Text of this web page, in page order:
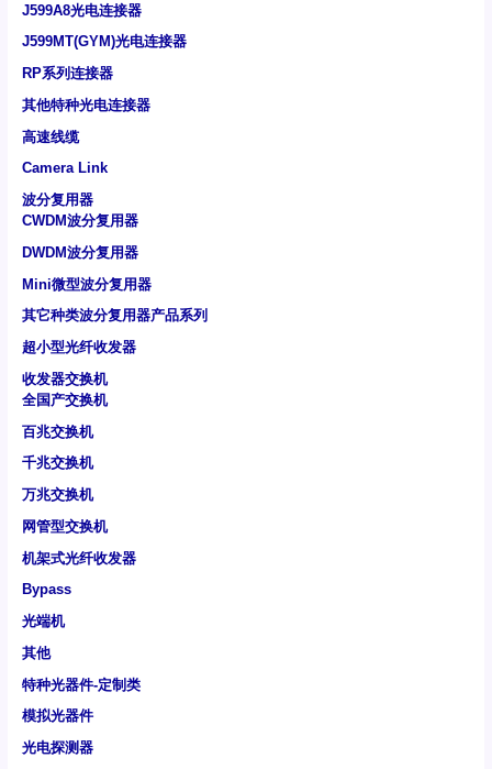
J599A8光电连接器
J599MT(GYM)光电连接器
RP系列连接器
其他特种光电连接器
高速线缆
Camera Link
波分复用器
CWDM波分复用器
DWDM波分复用器
Mini微型波分复用器
其它种类波分复用器产品系列
超小型光纤收发器
收发器交换机
全国产交换机
百兆交换机
千兆交换机
万兆交换机
网管型交换机
机架式光纤收发器
Bypass
光端机
其他
特种光器件-定制类
模拟光器件
光电探测器